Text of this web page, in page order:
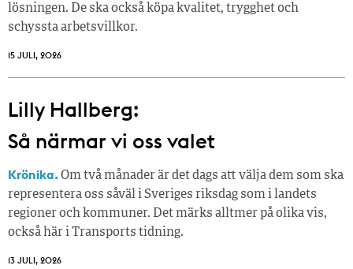
lösningen. De ska också köpa kvalitet, trygghet och
schyssta arbetsvillkor.
15 JULI, 2026
Lilly Hallberg:
Så närmar vi oss valet
Krönika.Om två månader är det dags att välja dem som ska
representera oss såväl i Sveriges riksdag som i landets
regioner och kommuner. Det märks alltmer på olika vis,
också här i Transports tidning.
13 JULI, 2026